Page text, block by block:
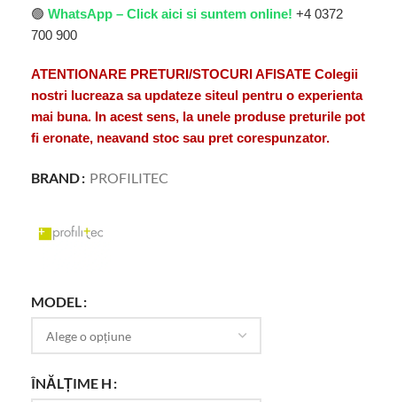
🟢 WhatsApp – Click aici si suntem online! +4 0372
700 900
ATENTIONARE PRETURI/STOCURI AFISATE Colegii
nostri lucreaza sa updateze siteul pentru o experienta
mai buna. In acest sens, la unele produse preturile pot
fi eronate, neavand stoc sau pret corespunzator.
BRAND PROFILITEC
MODEL
ÎNĂLȚIME H